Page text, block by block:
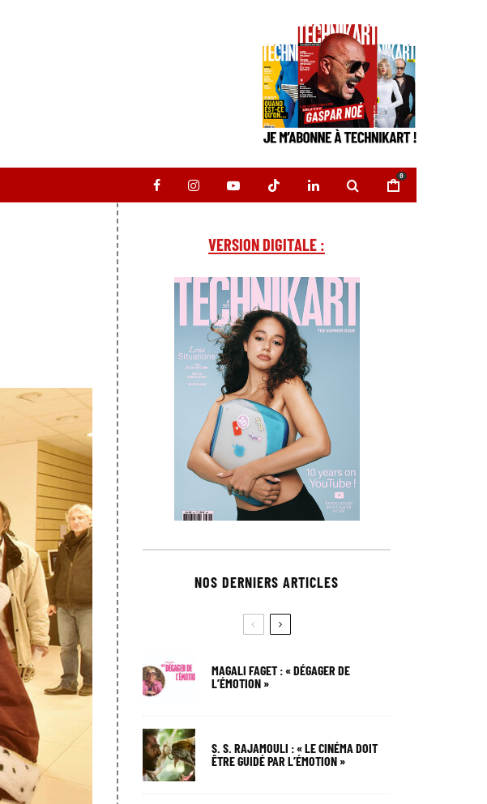
0
VERSION DIGITALE :
NOS DERNIERS ARTICLES
MAGALI FAGET : « DÉGAGER DE
L’ÉMOTION »
S. S. RAJAMOULI : « LE CINÉMA DOIT
ÊTRE GUIDÉ PAR L’ÉMOTION »